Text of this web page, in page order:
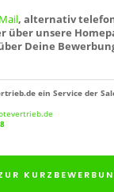
, alternativ
über unsere
Deine
ein Service der